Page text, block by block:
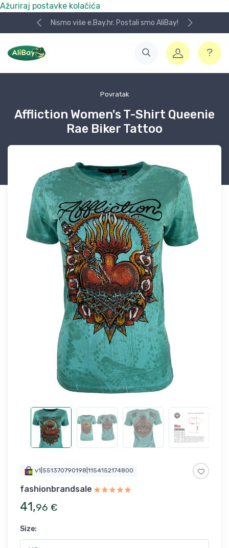
Ažuriraj postavke kolačića
Nismo više e.Bay.hr. Postali smo AliBay!
Povratak
Affliction Women's T-Shirt Queenie
Rae Biker Tattoo
v1|551370790198|1154152174800
fashionbrandsale
41,96 €
Size: